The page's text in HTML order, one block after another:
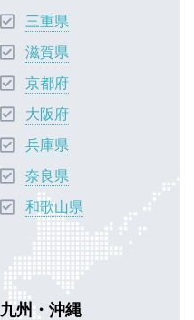
三重県
滋賀県
京都府
大阪府
兵庫県
奈良県
和歌山県
九州・沖縄